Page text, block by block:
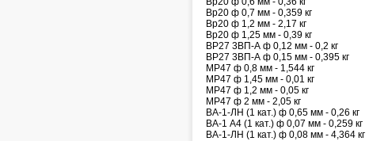
Вр20 ф 0,7 мм - 0,359 кг
Вр20 ф 1,2 мм - 2,17 кг
Вр20 ф 1,25 мм - 0,39 кг
ВР27 3ВП-А ф 0,12 мм - 0,2 кг
ВР27 3ВП-А ф 0,15 мм - 0,395 кг
МР47 ф 0,8 мм - 1,544 кг
МР47 ф 1,45 мм - 0,01 кг
МР47 ф 1,2 мм - 0,05 кг
МР47 ф 2 мм - 2,05 кг
ВА-1-ЛН (1 кат.) ф 0,65 мм - 0,26 кг
ВА-1 А4 (1 кат.) ф 0,07 мм - 0,259 кг
ВА-1-ЛН (1 кат.) ф 0,08 мм - 4,364 кг